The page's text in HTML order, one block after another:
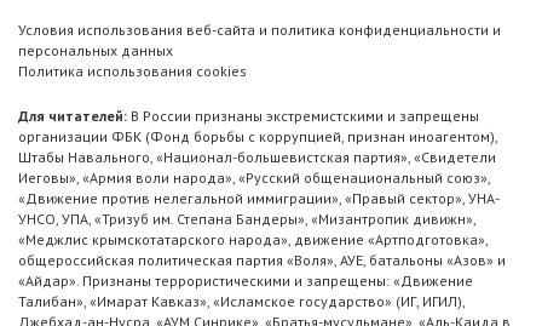
Условия использования веб-сайта и политика конфиденциальности и
персональных данных
Политика использования cookies
Для читателей: В России признаны экстремистскими и запрещены
организации ФБК (Фонд борьбы с коррупцией, признан иноагентом),
Штабы Навального, «Национал-большевистская партия», «Свидетели
Иеговы», «Армия воли народа», «Русский общенациональный союз»,
«Движение против нелегальной иммиграции», «Правый сектор», УНА-
УНСО, УПА, «Тризуб им. Степана Бандеры», «Мизантропик дивижн»,
«Меджлис крымскотатарского народа», движение «Артподготовка»,
общероссийская политическая партия «Воля», АУЕ, батальоны «Азов» и
«Айдар». Признаны террористическими и запрещены: «Движение
Талибан», «Имарат Кавказ», «Исламское государство» (ИГ, ИГИЛ),
Джебхад-ан-Нусра, «АУМ Синрике», «Братья-мусульмане», «Аль-Каида в